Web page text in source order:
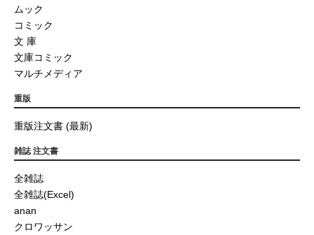
ムック
コミック
文 庫
文庫コミック
マルチメディア
重版
重版注文書 (最新)
雑誌 注文書
全雑誌
全雑誌(Excel)
anan
クロワッサン